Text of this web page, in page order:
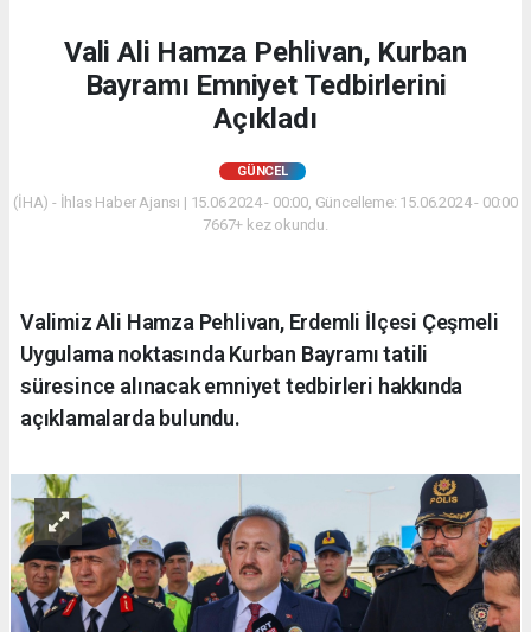
Vali Ali Hamza Pehlivan, Kurban
Bayramı Emniyet Tedbirlerini
Açıkladı
GÜNCEL
(İHA) - İhlas Haber Ajansı | 15.06.2024 - 00:00, Güncelleme: 15.06.2024 - 00:00
7667+ kez okundu.
Valimiz Ali Hamza Pehlivan, Erdemli İlçesi Çeşmeli
Uygulama noktasında Kurban Bayramı tatili
süresince alınacak emniyet tedbirleri hakkında
açıklamalarda bulundu.